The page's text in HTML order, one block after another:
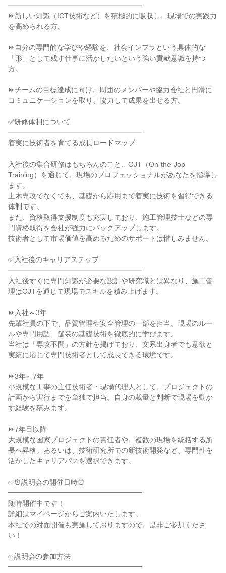
━━━━━━━━━━━━━━━━━━━
⏩新しい知識（ICT技術など）を積極的に吸収し、現場での実践力
を高められる方。
⏩自分の専門的な学びや経験を、社会インフラという具体的な
「形」として残す仕事に活かしたいという強い貢献意識を持つ
方。
⏩チームの目標達成に向け、周囲のメンバーや協力会社と円滑に
コミュニケーションを取り、協力して成果を出せる方。
✅研修体制について
━━━━━━━━━━━━━━━━━━━
着実に技術者を育てる成長ロードマップ
入社後の集合研修はもちろんのこと、OJT（On-the-Job
Training）を通じて、現場のプロフェッショナルがあなたを指導し
ます。
土木専攻でなくても、基礎から応用まで着実に技術を習得できる
体制です。
また、資格取得支援制度も充実しており、施工管理技士などの専
門資格取得を会社が強力にバックアップします。
技術者として市場価値を高めるためのサポートは惜しみません。
✅入社後のキャリアステップ
━━━━━━━━━━━━━━━━━━━
入社後すぐに専門知識が必要な設計や研究職とは異なり、施工管
理はOJTを通じて現場でスキルを積み上げます。
⏩入社～3年
先輩社員の下で、品質管理や安全管理の一部を担当。現場のルー
ルや専門用語、舗装の基礎技術を徹底的に学びます。
当社は「専攻不問」の方針を掲げており、文系出身者でも意欲と
実績に応じて専門技術者として成長できる環境です。
⏩3年～7年
小規模な工事の主任技術者・現場代理人として、プロジェクトの
計画から実行までを単独で担当。自身の裁量と判断で現場を動か
す経験を積みます。
⏩7年目以降
大規模な国家プロジェクトの責任者や、複数の現場を統括する所
長へ昇格。あるいは、技術研究所での新技術開発など、専門性を
活かしたキャリアパスを選択できます。
✅⏰説明会の開催日時⏰
━━━━━━━━━━━━━━━━━━━
随時開催中です！
詳細はマイページからご案内いたします。
本社での対面開催も実施しておりますので、是非ご参加くださ
い！
✅説明会の参加方法
━━━━━━━━━━━━━━━━━━━